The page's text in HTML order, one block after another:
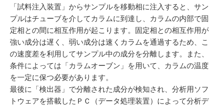
「試料注入装置」からサンプルを移動相に注入すると、サン
プルはチューブを介してカラムに到達し、カラムの内部で固
定相との間に相互作用が起こります。固定相との相互作用が
強い成分は遅く、弱い成分は速くカラムを通過するため、こ
の速度差を利用してサンプル中の成分を分離します。また、
条件によっては「カラムオーブン」を用いて、カラムの温度
を一定に保つ必要があります。
最後に「検出器」で分離された成分が検知され、分析用ソフ
トウェアを搭載したＰＣ（データ処理装置）によって分析デ